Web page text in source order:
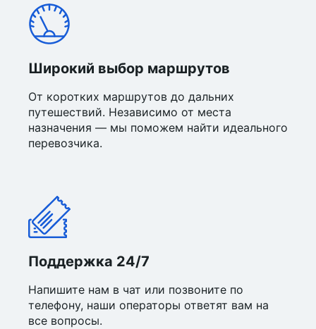
Широкий выбор маршрутов
От коротких маршрутов до дальних
путешествий. Независимо от места
назначения — мы поможем найти идеального
перевозчика.
Поддержка 24/7
Напишите нам в чат или позвоните по
телефону, наши операторы ответят вам на
все вопросы.